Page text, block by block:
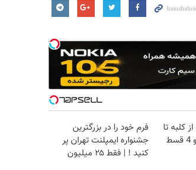
کلبه تا
آپارتمان مبله رو تو 4 قسط
فرم خود را در بزرگترین
جشنواره ایمپلنت تهران پر
کنید ! | فقط ۲۵ میلیون